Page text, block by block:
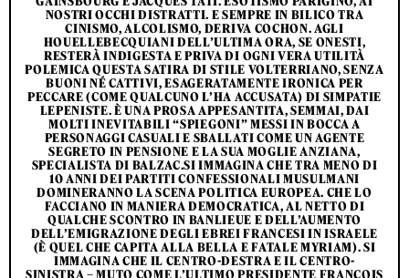
NOSTRI OCCHI DISTRATTI. E SEMPRE IN BILICO TRA
CINISMO, ALCOLISMO, DERIVA COCHON. AGLI
HOUELLEBECQUIANI DELL’ULTIMA ORA, SE ONESTI,
RESTERÀ INDIGESTA E PRIVA DI OGNI VERA UTILITÀ
POLEMICA QUESTA SATIRA DI STILE VOLTERRIANO, SENZA
BUONI NÉ CATTIVI, ESAGERATAMENTE IRONICA PER
PECCARE (COME QUALCUNO L’HA ACCUSATA) DI SIMPATIE
LEPENISTE. È UNA PROSA APPESANTITA, SEMMAI, DAI
MOLTI INEVITABILI “SPIEGONI” MESSI IN BOCCA A
PERSONAGGI CASUALI E SBALLATI COME UN AGENTE
SEGRETO IN PENSIONE E LA SUA MOGLIE ANZIANA,
SPECIALISTA DI BALZAC.SI IMMAGINA CHE TRA MENO DI
10 ANNI DEI PARTITI CONFESSIONALI MUSULMANI
DOMINERANNO LA SCENA POLITICA EUROPEA. CHE LO
FACCIANO IN MANIERA DEMOCRATICA, AL NETTO DI
QUALCHE SCONTRO IN BANLIEUE E DELL’AUMENTO
DELL’EMIGRAZIONE DEGLI EBREI FRANCESI IN ISRAELE
(È QUEL CHE CAPITA ALLA BELLA E FATALE MYRIAM). SI
IMMAGINA CHE IL CENTRO-DESTRA E IL CENTRO-